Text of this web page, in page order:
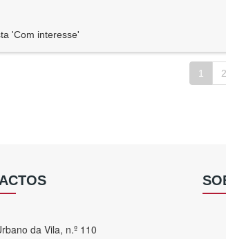
'Com interesse'
1 2
da Vila, n.º 110